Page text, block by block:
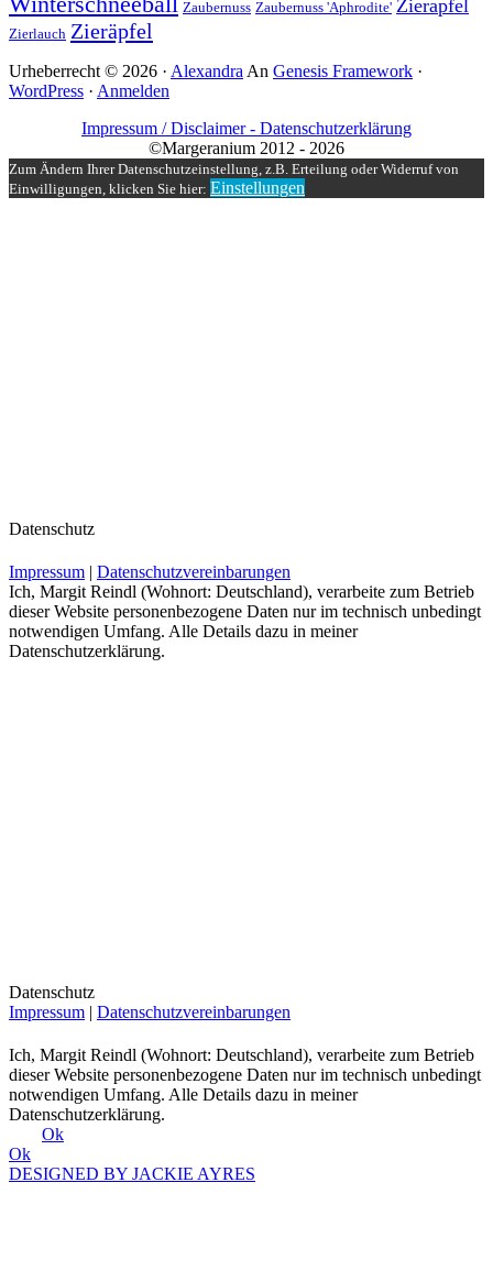
Zaubernuss Zaubernuss 'Aphrodite' Zierapfel
Zierlauch Zieräpfel
Urheberrecht © 2026 · Alexandra An Genesis Framework ·
WordPress · Anmelden
Impressum / Disclaimer - Datenschutzerklärung
©Margeranium 2012 - 2026
Zum Ändern Ihrer Datenschutzeinstellung, z.B. Erteilung oder Widerruf von
Einwilligungen, klicken Sie hier: Einstellungen
Datenschutz
Impressum | Datenschutzvereinbarungen
Ich, Margit Reindl (Wohnort: Deutschland), verarbeite zum Betrieb
dieser Website personenbezogene Daten nur im technisch unbedingt
notwendigen Umfang. Alle Details dazu in meiner
Datenschutzerklärung.
Datenschutz
Impressum | Datenschutzvereinbarungen
Ich, Margit Reindl (Wohnort: Deutschland), verarbeite zum Betrieb
dieser Website personenbezogene Daten nur im technisch unbedingt
notwendigen Umfang. Alle Details dazu in meiner
Datenschutzerklärung.
Ok
Ok
DESIGNED BY JACKIE AYRES